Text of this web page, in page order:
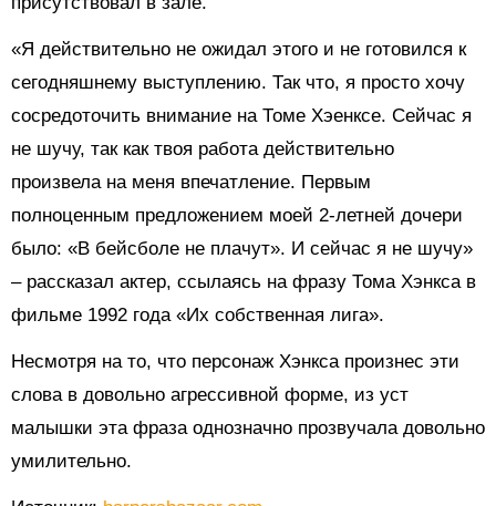
«Я действительно не ожидал этого и не готовился к
сегодняшнему выступлению. Так что, я просто хочу
сосредоточить внимание на Томе Хэенксе. Сейчас я
не шучу, так как твоя работа действительно
произвела на меня впечатление. Первым
полноценным предложением моей 2-летней дочери
было: «В бейсболе не плачут». И сейчас я не шучу»
– рассказал актер, ссылаясь на фразу Тома Хэнкса в
фильме 1992 года «Их собственная лига».
Несмотря на то, что персонаж Хэнкса произнес эти
слова в довольно агрессивной форме, из уст
малышки эта фраза однозначно прозвучала довольно
умилительно.